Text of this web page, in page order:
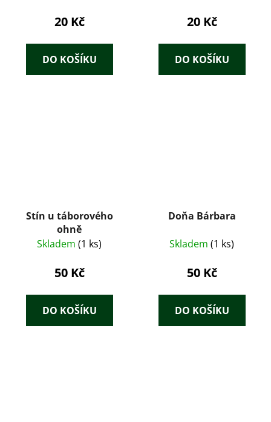
20 Kč
DO KOŠÍKU
20 Kč
DO KOŠÍKU
Stín u táborového
ohně
Skladem (1 ks)
50 Kč
DO KOŠÍKU
Doňa Bárbara
Skladem (1 ks)
50 Kč
DO KOŠÍKU